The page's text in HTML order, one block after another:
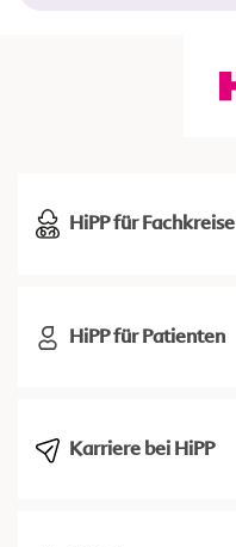
HiPP für Fachkreise
HiPP für Patienten
Karriere bei HiPP